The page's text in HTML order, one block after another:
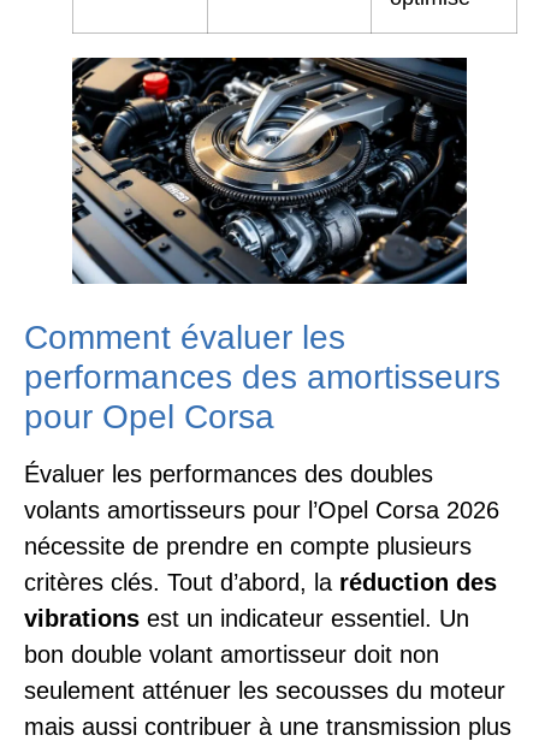
Comment évaluer les
performances des amortisseurs
pour Opel Corsa
Évaluer les performances des doubles
volants amortisseurs pour l’Opel Corsa 2026
nécessite de prendre en compte plusieurs
critères clés. Tout d’abord, la réduction des
vibrations est un indicateur essentiel. Un
bon double volant amortisseur doit non
seulement atténuer les secousses du moteur
mais aussi contribuer à une transmission plus